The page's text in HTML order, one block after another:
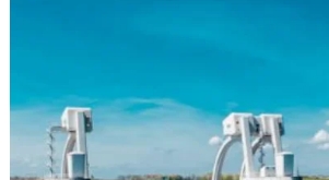
Estudos ambientais EIA rima
Estudos ambientais para licenciamento